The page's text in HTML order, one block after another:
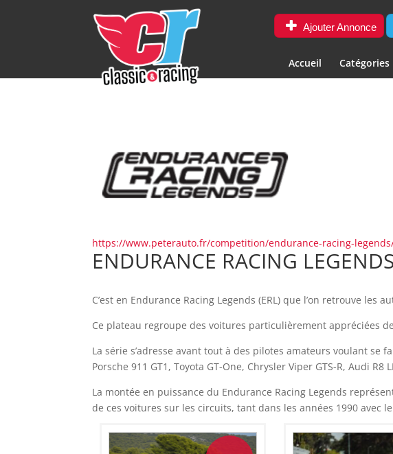
Ajouter Annonce
Accueil Catégories
https://www.peterauto.fr/competition/endurance-racing-
ENDURANCE RACING LEGENDS
C’est en Endurance Racing Legends (ERL) que l’on retrouve
Ce plateau regroupe des voitures particulièrement appréciées
La série s’adresse avant tout à des pilotes amateurs voulant se
Porsche 911 GT1, Toyota GT-One, Chrysler Viper GTS-R, Audi R8
La montée en puissance du Endurance Racing Legends
de ces voitures sur les circuits, tant dans les années 1990 avec